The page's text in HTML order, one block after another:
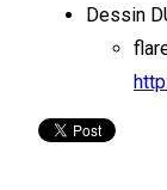
Dessin